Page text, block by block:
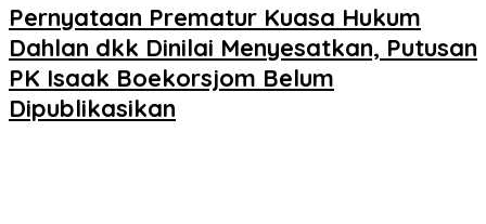
Pernyataan Prematur Kuasa Hukum
Dahlan dkk Dinilai Menyesatkan, Putusan
PK Isaak Boekorsjom Belum
Dipublikasikan